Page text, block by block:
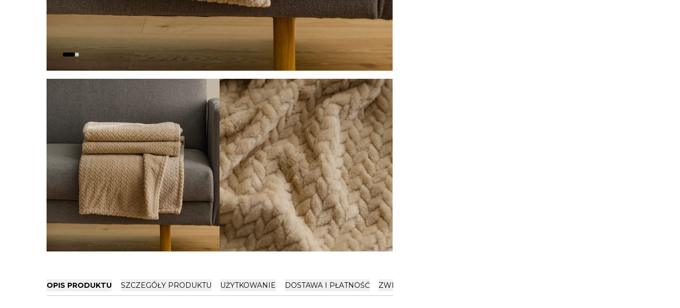
OPIS PRODUKTU SZCZEGÓŁY PRODUKTU UŻYTKOWANIE DOSTAWA I PŁATNOŚĆ ZWROTY